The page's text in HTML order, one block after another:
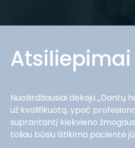
Atsiliepimai
Nuoširdžiausiai dėkoju „Dantų
už kvalifikuotą, ypač
suprantantį kiekvieno
toliau būsiu ištikima pacientė